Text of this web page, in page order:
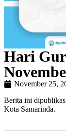
Hari
November 25,
Berita ini
Kota Samarinda.